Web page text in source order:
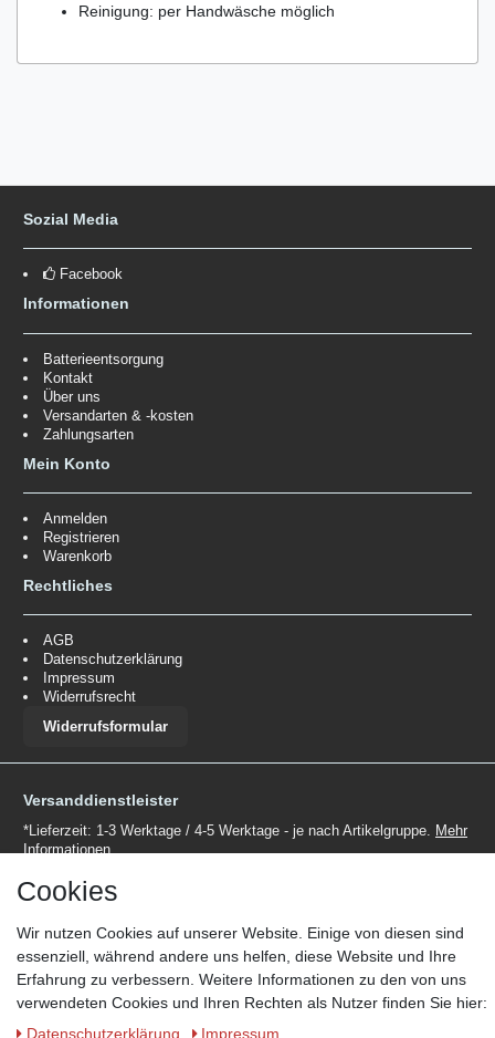
Reinigung: per Handwäsche möglich
Sozial Media
Facebook
Informationen
Batterieentsorgung
Kontakt
Über uns
Versandarten & -kosten
Zahlungsarten
Mein Konto
Anmelden
Registrieren
Warenkorb
Rechtliches
AGB
Datenschutzerklärung
Impressum
Widerrufsrecht
Widerrufsformular
Versanddienstleister
*Lieferzeit: 1-3 Werktage / 4-5 Werktage - je nach Artikelgruppe. Mehr
Informationen
Zahlungsmöglichkeiten
Cookies
Wir nutzen Cookies auf unserer Website. Einige von diesen sind
essenziell, während andere uns helfen, diese Website und Ihre
Erfahrung zu verbessern. Weitere Informationen zu den von uns
verwendeten Cookies und Ihren Rechten als Nutzer finden Sie hier:
Daten­schutz­erklärung
Impressum